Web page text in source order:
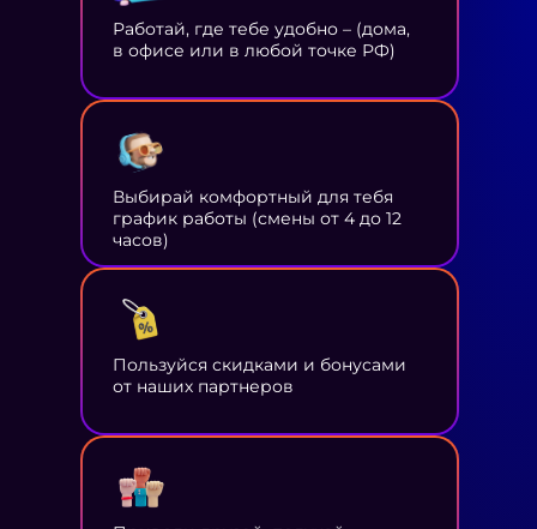
Работай, где тебе удобно – (дома,
в офисе или в любой точке РФ)
Выбирай комфортный для тебя
график работы (смены от 4 до 12
часов)
Пользуйся скидками и бонусами
от наших партнеров